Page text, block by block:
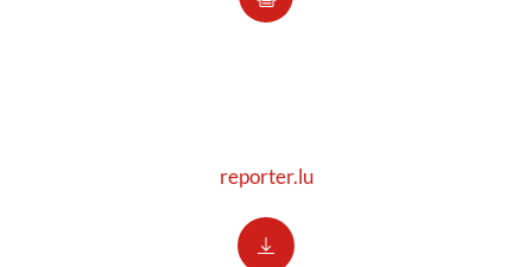
reporter.lu